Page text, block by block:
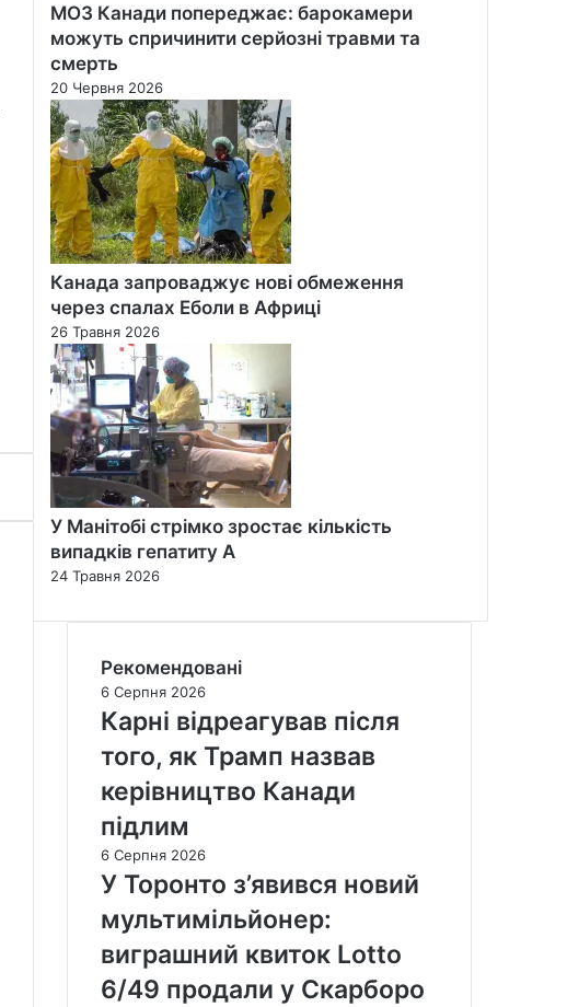
МОЗ Канади попереджає: барокамери
можуть спричинити серйозні травми та
смерть
20 Червня 2026
Канада запроваджує нові обмеження
через спалах Еболи в Африці
26 Травня 2026
У Манітобі стрімко зростає кількість
випадків гепатиту А
24 Травня 2026
Рекомендовані
6 Серпня 2026
Карні відреагував після
того, як Трамп назвав
керівництво Канади
підлим
6 Серпня 2026
У Торонто з’явився новий
мультимільйонер:
виграшний квиток Lotto
6/49 продали у Скарборо